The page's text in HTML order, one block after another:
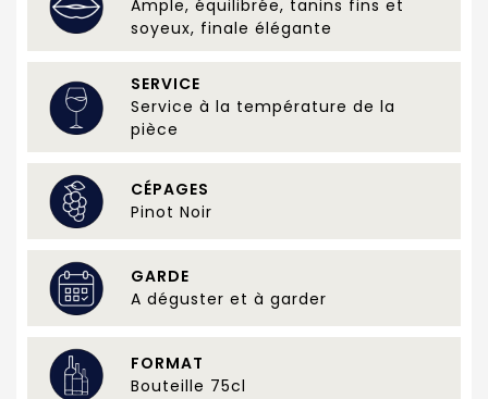
Ample, équilibrée, tanins fins et
soyeux, finale élégante
SERVICE
Service à la température de la
pièce
CÉPAGES
Pinot Noir
GARDE
A déguster et à garder
FORMAT
Bouteille 75cl